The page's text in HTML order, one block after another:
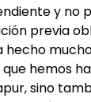
y no
previa
hecho
hemos
sino